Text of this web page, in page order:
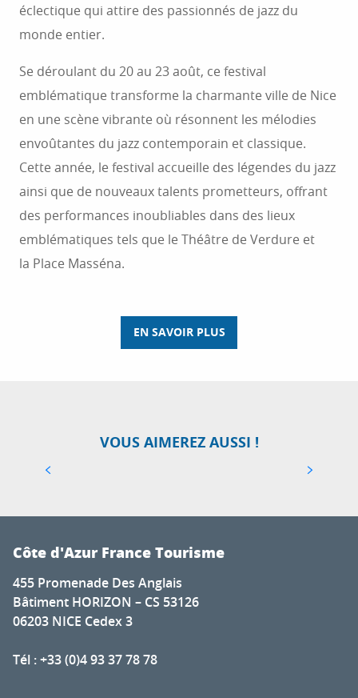
éclectique qui attire des passionnés de jazz du
monde entier.
Se déroulant du 20 au 23 août, ce festival
emblématique transforme la charmante ville de Nice
en une scène vibrante où résonnent les mélodies
envoûtantes du jazz contemporain et classique.
Cette année, le festival accueille des légendes du jazz
ainsi que de nouveaux talents prometteurs, offrant
des performances inoubliables dans des lieux
emblématiques tels que le Théâtre de Verdure et
la Place Masséna.
EN SAVOIR PLUS
VOUS AIMEREZ AUSSI !
transformée pour l’occasion en salle de concerts
sous le ciel étoilé de la ville de Vence… Engagée à
Côte d'Azur France Tourisme
455 Promenade Des Anglais
Bâtiment HORIZON – CS 53126
06203 NICE Cedex 3
Tél : +33 (0)4 93 37 78 78